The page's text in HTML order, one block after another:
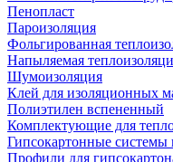
Пенопласт
Пароизоляция
Фольгированная
Напыляемая
Шумоизоляция
Клей для изоляционных
Полиэтилен вспененный
Комплектующие для
Гипсокартонные
Профили для